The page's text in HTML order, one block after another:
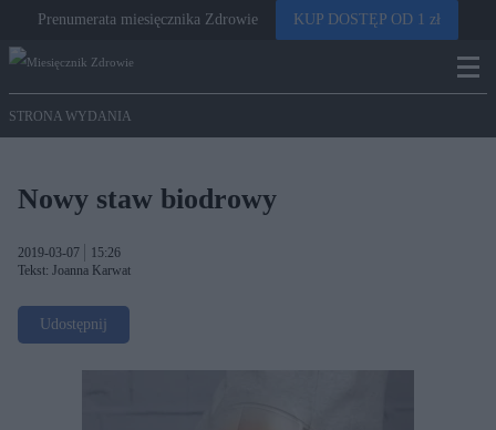
Prenumerata miesięcznika Zdrowie KUP DOSTĘP OD 1 zł
STRONA WYDANIA
Nowy staw biodrowy
2019-03-07
15:26
Tekst: Joanna Karwat
Udostępnij